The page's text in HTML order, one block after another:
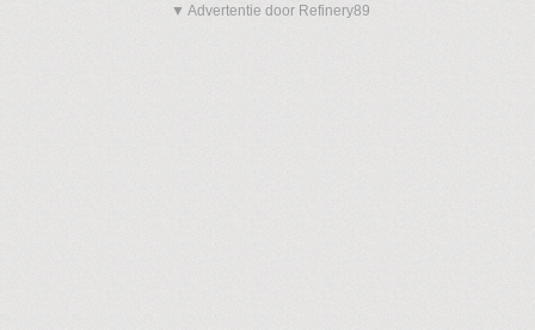
▼ Advertentie door Refinery89